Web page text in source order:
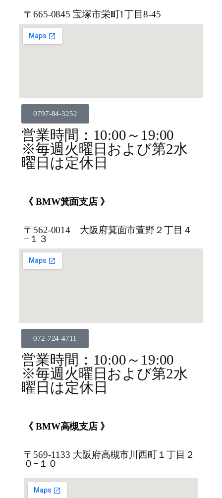
〒665-0845 宝塚市栄町1丁目8-45
0797-84-3252
営業時間：10:00～19:00
※毎週火曜日および第2水
曜日は定休日
《 BMW箕面支店 》
〒562-0014 大阪府箕面市萱野２丁目４
−１３
072-724-4711
営業時間：10:00～19:00
※毎週火曜日および第2水
曜日は定休日
《 BMW高槻支店 》
〒569-1133 大阪府高槻市川西町１丁目２
０−１０